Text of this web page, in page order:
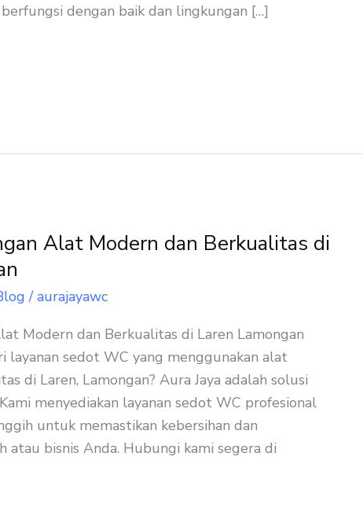
dengan baik dan lingkungan […]
Alat Modern dan Berkualitas di
/aurajayawc
Modern dan Berkualitas di Laren Lamongan
layanan sedot WC yang menggunakan alat
di Laren, Lamongan? Aura Jaya adalah solusi
menyediakan layanan sedot WC profesional
untuk memastikan kebersihan dan
atau bisnis Anda. Hubungi kami segera di